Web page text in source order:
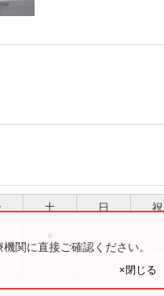
土 日 祝
関に直接ご確認ください。
×閉じる